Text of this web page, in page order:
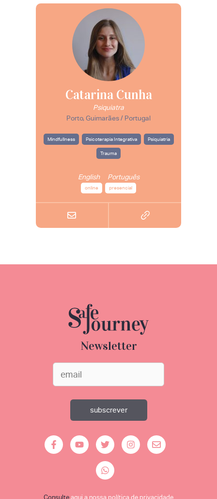
Catarina Cunha
Psiquiatra
Porto, Guimarães / Portugal
Mindfullness Psicoterapia Integrativa Psiquiatria
Trauma
English Português
online presencial
Newsletter
Consulte aqui a nossa política de privacidade